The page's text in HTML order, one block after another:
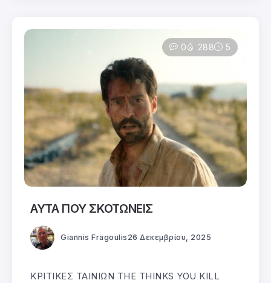
0 288 5
ΑΥΤΑ ΠΟΥ ΣΚΟΤΩΝΕΙΣ
Giannis Fragoulis 26 Δεκεμβρίου, 2025
ΚΡΙΤΙΚΕΣ ΤΑΙΝΙΩΝ THE THINKS YOU KILL